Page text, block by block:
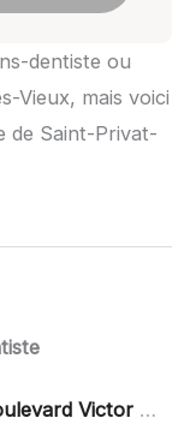
dentiste ou
Vieux, mais voici
de Saint-Privat-
Victor Hugo, 84500 Bollène